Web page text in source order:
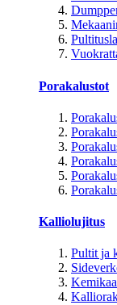
Porakalustot
Kalliolujitus
Pultit ja